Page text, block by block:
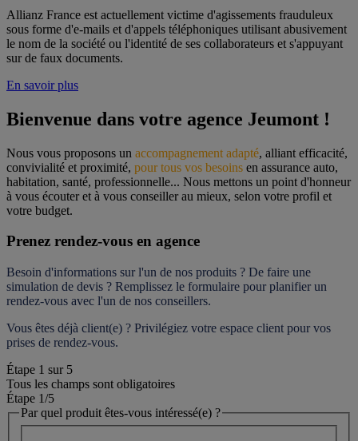
Allianz France est actuellement victime d'agissements frauduleux
sous forme d'e-mails et d'appels téléphoniques utilisant abusivement
le nom de la société ou l'identité de ses collaborateurs et s'appuyant
sur de faux documents.
En savoir plus
Bienvenue dans votre agence Jeumont !
Nous vous proposons un accompagnement adapté, alliant efficacité,
convivialité et proximité, pour tous vos besoins en assurance auto,
habitation, santé, professionnelle... Nous mettons un point d'honneur
à vous écouter et à vous conseiller au mieux, selon votre profil et
votre budget.
Prenez rendez-vous en agence
Besoin d'informations sur l'un de nos produits ? De faire une
simulation de devis ? Remplissez le formulaire pour planifier un
rendez-vous avec l'un de nos conseillers.
Vous êtes déjà client(e) ? Privilégiez votre espace client pour vos
prises de rendez-vous.
Étape 1 sur 5
Tous les champs sont obligatoires
Étape 1/5
Par quel produit êtes-vous intéressé(e) ?